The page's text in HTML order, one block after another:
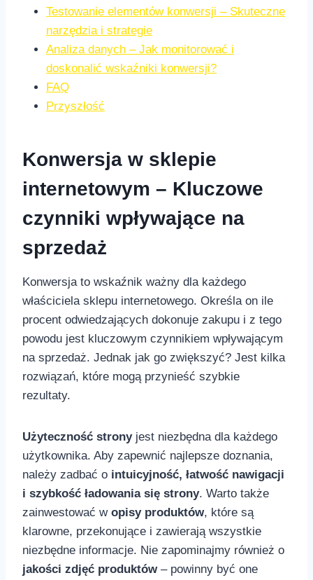
Testowanie elementów konwersji – Skuteczne
narzędzia i strategie
Analiza danych – Jak monitorować i
doskonalić wskaźniki konwersji?
FAQ
Przyszłość
Konwersja w sklepie
internetowym – Kluczowe
czynniki wpływające na
sprzedaż
Konwersja ‍to wskaźnik ważny dla każdego
właściciela sklepu internetowego. Określa on ile
procent odwiedzających⁣ dokonuje zakupu i z tego‍
powodu jest kluczowym czynnikiem wpływającym
na sprzedaż. Jednak jak go zwiększyć? Jest kilka
rozwiązań, które mogą przynieść szybkie
rezultaty.
Użyteczność stronyjest niezbędna dla każdego
użytkownika. Aby zapewnić najlepsze doznania,
należy zadbać o intuicyjność, łatwość nawigacji
i szybkość ładowania się strony. Warto także​
zainwestować‍ w opisy produktów, które są
klarowne, przekonujące i zawierają wszystkie
niezbędne informacje. Nie zapominajmy również o
jakości⁤ zdjęć produktów– powinny być one‌